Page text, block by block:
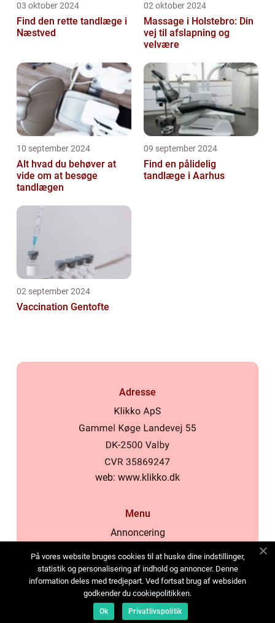
03 oktober 2024
Find den rette tandlæge i
Næstved
02 oktober 2024
Massage i Holstebro: Din
vej til afslapning og
velvære
10 september 2024
Alt hvad du behøver at
vide om at besøge
tandlægen
09 september 2024
Find en pålidelig
tandlæge i Aarhus
02 september 2024
Vaccination Gentofte
Adresse
web: www.klikko.dk
Menu
Annoncering
Cookies
Kontakt os
Sitemap
På vores website bruges cookies til at huske dine indstillinger,
statistik og personalisering af indhold og annoncer. Denne
information deles med tredjepart. Ved fortsat brug af websiden
godkender du cookiepolitikken.
Ok Privatlivspolitik